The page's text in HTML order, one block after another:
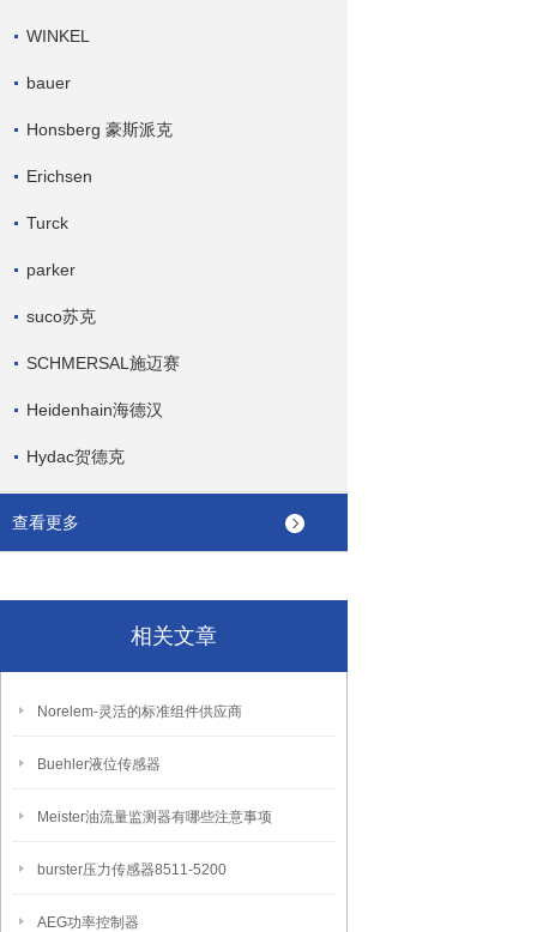
WINKEL
bauer
Honsberg 豪斯派克
Erichsen
Turck
parker
suco苏克
SCHMERSAL施迈赛
Heidenhain海德汉
Hydac贺德克
查看更多
相关文章
Norelem-灵活的标准组件供应商
Buehler液位传感器
Meister油流量监测器有哪些注意事项
burster压力传感器8511-5200
AEG功率控制器